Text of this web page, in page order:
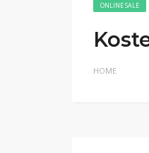
ONLINE SALE
HOME